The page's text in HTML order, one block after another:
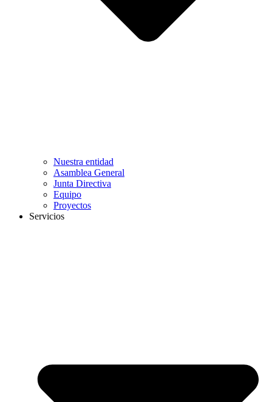
Nuestra entidad
Asamblea General
Junta Directiva
Equipo
Proyectos
Servicios